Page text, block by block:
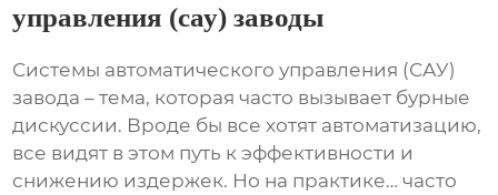
управления (сау) заводы
Системы автоматического управления (САУ)
завода – тема, которая часто вызывает бурные
дискуссии. Вроде бы все хотят автоматизацию,
все видят в этом путь к эффективности и
снижению издержек. Но на практике… часто